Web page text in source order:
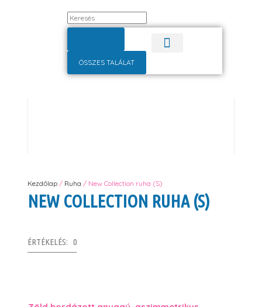
ÖSSZES TALÁLAT
Kezdőlap/ Ruha / New Collection ruha (S)
NEW COLLECTION RUHA (S)
ÉRTÉKELÉS: 0